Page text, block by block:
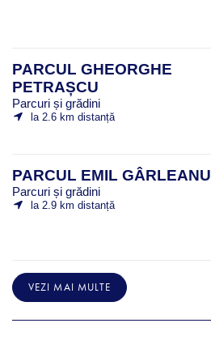
PARCUL GHEORGHE
PETRAȘCU
Parcuri și grădini
la 2.6 km distanță
PARCUL EMIL GÂRLEANU
Parcuri și grădini
la 2.9 km distanță
VEZI MAI MULTE